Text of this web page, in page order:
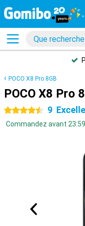
POCO X8 Pro 8GB
POCO X8 Pro
4.5 étoiles 9
Commandez avant